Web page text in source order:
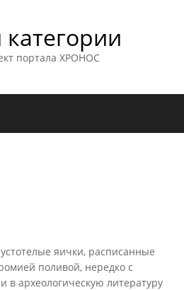
портала ХРОНОС
яички, расписанные
поливой, нередко с
в археологическую литературу